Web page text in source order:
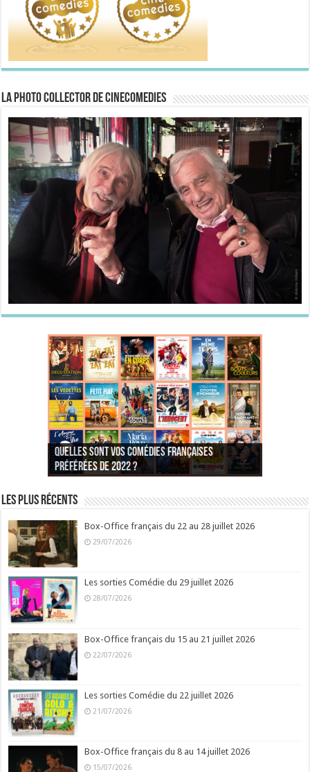
La Photo collector de CineComedies
Quelles sont vos comédies françaises
préférées de 2022 ?
Quel est votre personnage préféré du Père
Noël est une ordure ?
Quelles sont vos comédies françaises
préférées de 2021 ?
Quel est votre « Gendarme » préféré ?
Quels sont vos 3 comédies de Jean-Marie Poiré
préférées ?
Quel est votre « Tati » préféré ?
Quel est votre « bronzé » préféré ?
Les plus récents
Box-Office français du 22 au 28 juillet 2026
29/07/2026
Les sorties Comédie du 29 juillet 2026
28/07/2026
Box-Office français du 15 au 21 juillet 2026
22/07/2026
Les sorties Comédie du 22 juillet 2026
21/07/2026
Box-Office français du 8 au 14 juillet 2026
15/07/2026